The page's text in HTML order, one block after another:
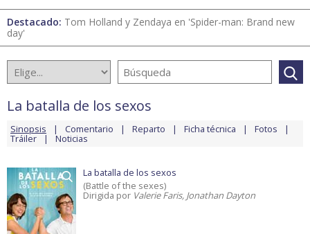
Destacado: Tom Holland y Zendaya en 'Spider-man: Brand new
day'
La batalla de los sexos
Sinopsis Comentario Reparto Ficha técnica Fotos
Tráiler Noticias
La batalla de los sexos
(Battle of the sexes)
Dirigida por Valerie Faris, Jonathan Dayton